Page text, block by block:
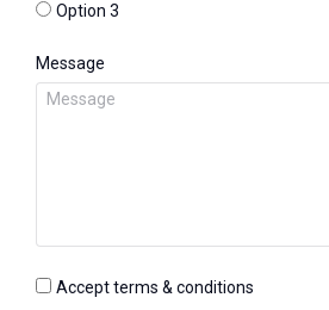
Option 3
Message
Accept terms & conditions